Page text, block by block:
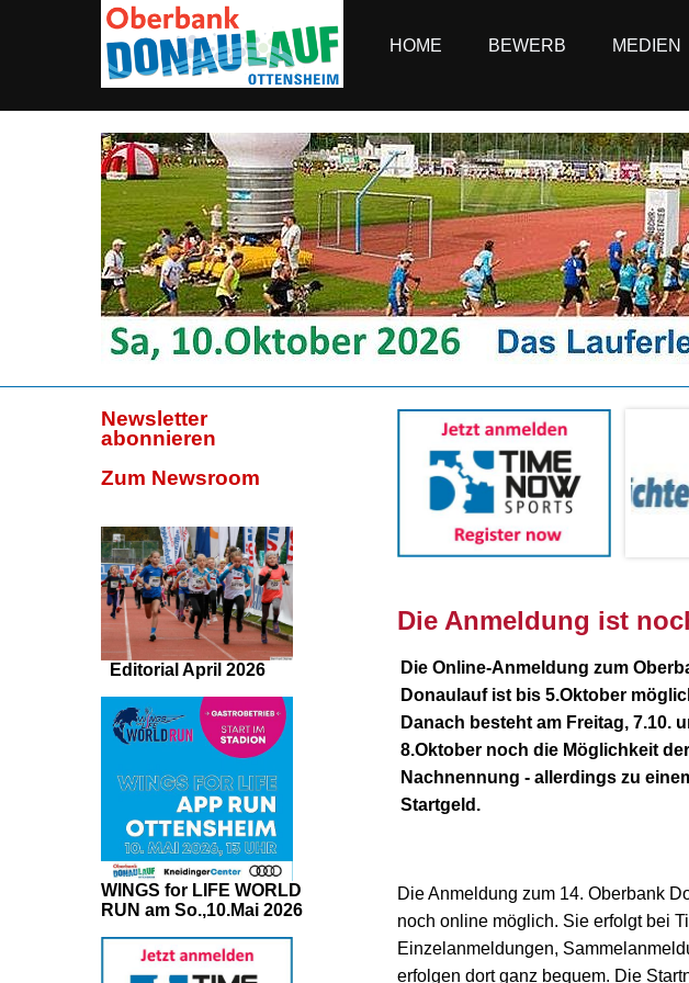
HOME BEWERB MEDIEN
Newsletter
abonnieren
Zum Newsroom
Editorial April 2026
WINGS for LIFE WORLD
RUN am So.,10.Mai 2026
Die Anmeldung ist
Die Online-Anmeldung zum
Donaulauf ist bis 5.Oktober
Danach besteht am Freitag, 7.10.
8.Oktober noch die Möglichkeit der
Nachnennung - allerdings zu
Startgeld.
Die Anmeldung zum 14. Oberbank
noch online möglich. Sie erfolgt bei
Einzelanmeldungen,
erfolgen dort ganz bequem. Die